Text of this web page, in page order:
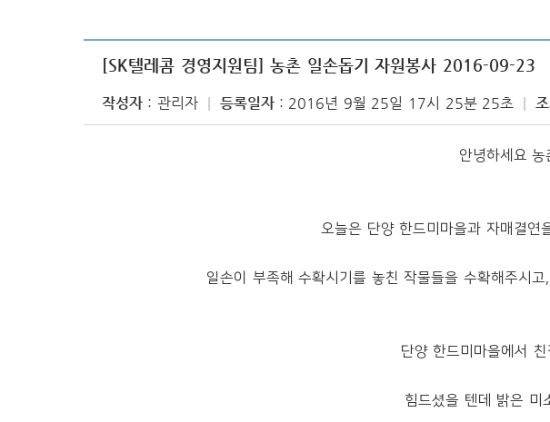
[SK텔레콤 경영지원팀] 농촌 일손돕기 자원봉사 2016-09-23
작성자 관리자 등록일자 2016년 9월 25일 17시 25분 25초
안녕하세요
오늘은 단양 한드미마을과 자매결연
일손이 부족해 수확시기를 놓친 작물들을 수확해주시
단양 한드미마을에서
힘드셨을 텐데 밝은 미